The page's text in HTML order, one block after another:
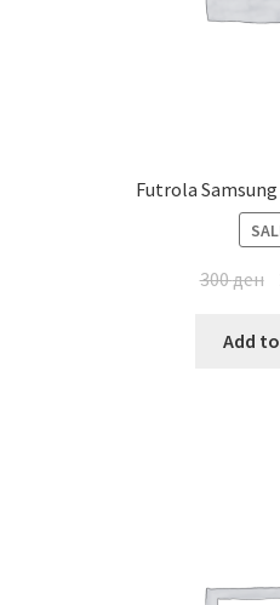
Futrola
300ден
Add